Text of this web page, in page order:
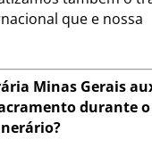
que e nossa
Minas Gerais
durante o